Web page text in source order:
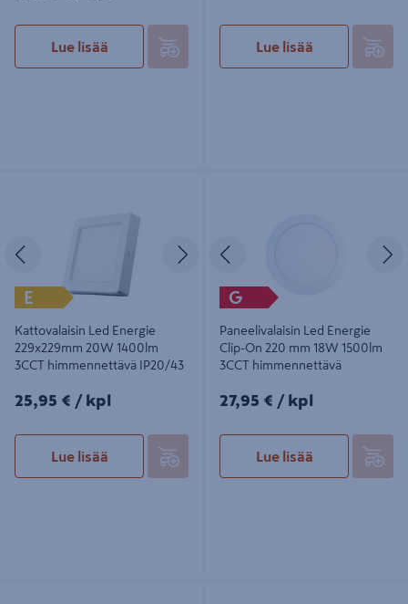
Lue lisää Lue lisää
himmennettävä IP20/43
Seuraava
E
Kattovalaisin Led Energie
229x229mm 20W 1400lm
3CCT himmennettävä IP20/43
25,95€/kpl
25,95 € / kpl
Lue lisää
G
Paneelivalaisin Led Energie
Clip-On 220 mm 18W 1500lm
3CCT himmennettävä
27,95€/kpl
27,95 € / kpl
Lue lisää